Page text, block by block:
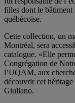
filles dont le bâtiment
québécoise.
Cette collection, un
Montréal, sera
catalogue. «Elle
Congrégation de
l’UQAM, aux
découvrir cet
Giuliano.